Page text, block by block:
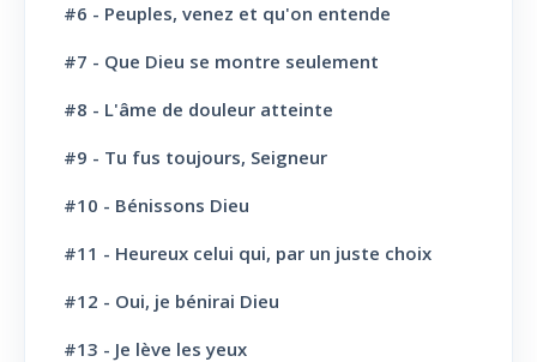
L' Eglise: Commission fraternelle
L' Eglise: Cloture et bénédictions
L' Eglise: Missions
#6 - Peuples, venez et qu'on entende
#7 - Que Dieu se montre seulement
#8 - L'âme de douleur atteinte
#9 - Tu fus toujours, Seigneur
#10 - Bénissons Dieu
#11 - Heureux celui qui, par un juste choix
#12 - Oui, je bénirai Dieu
#13 - Je lève les yeux